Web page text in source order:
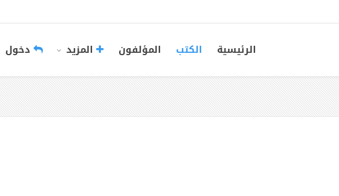
الرئيسية الكتب المؤلفون المزيد دخول